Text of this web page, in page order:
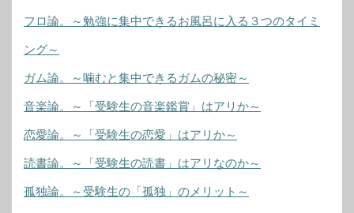
フロ論。～勉強に集中できるお風呂に入る３つのタイミ
ング～
ガム論。～噛むと集中できるガムの秘密～
音楽論。～「受験生の音楽鑑賞」はアリか～
恋愛論。～「受験生の恋愛」はアリか～
読書論。～「受験生の読書」はアリなのか～
孤独論。～受験生の「孤独」のメリット～